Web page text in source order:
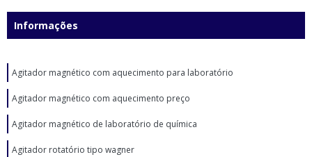
Informações
Agitador magnético com aquecimento para laboratório
Agitador magnético com aquecimento preço
Agitador magnético de laboratório de química
Agitador rotatório tipo wagner